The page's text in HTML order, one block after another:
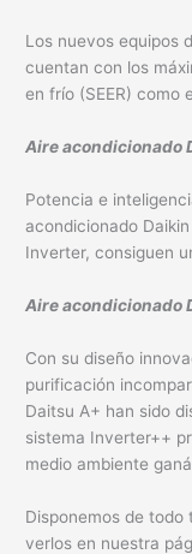
Los nuevos equipos
cuentan con los
en frío (SEER) como
Aire acondicionado
Potencia e
acondicionado
Inverter, consiguen
Aire acondicionado
Con su diseño
purificación
Daitsu A+ han sido
sistema Inverter++
medio ambiente
Disponemos de todo
verlos en nuestra